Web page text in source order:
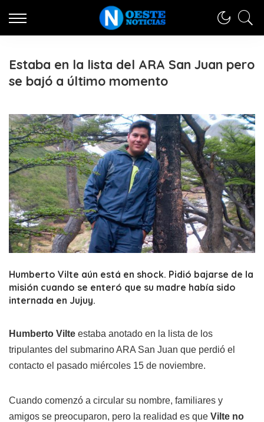
Estaba en la lista del ARA San Juan pero
se bajó a último momento
Humberto Vilte aún está en shock. Pidió bajarse de la
misión cuando se enteró que su madre había sido
internada en Jujuy.
Humberto Vilte estaba anotado en la lista de los
tripulantes del submarino ARA San Juan que perdió el
contacto el pasado miércoles 15 de noviembre.
Cuando comenzó a circular su nombre, familiares y
amigos se preocuparon, pero la realidad es que Vilte no